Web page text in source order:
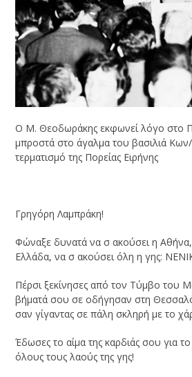
Ο Μ. Θεοδωράκης εκφωνεί λόγο στο
μπροστά στο άγαλμα του βασιλιά
τερματισμό της Πορείας Ειρήνης
Γρηγόρη Λαμπράκη!
Φώναξε δυνατά να σ ακούσει η
Ελλάδα, να σ ακούσει όλη η γης:
Πέρσι ξεκίνησες από τον Τύμβο του
βήματά σου σε οδήγησαν στη
σαν γίγαντας σε πάλη σκληρή με το
Έδωσες το αίμα της καρδιάς σου για
όλους τους λαούς της γης!